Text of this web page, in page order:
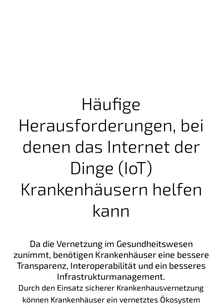
Häufige
Herausforderungen, bei
denen das Internet der
Dinge (IoT)
Krankenhäusern helfen
kann
Da die Vernetzung im Gesundheitswesen
zunimmt, benötigen Krankenhäuser eine bessere
Transparenz, Interoperabilität und ein besseres
Infrastrukturmanagement.
Durch den Einsatz sicherer Krankenhausvernetzung
können Krankenhäuser ein vernetztes Ökosystem